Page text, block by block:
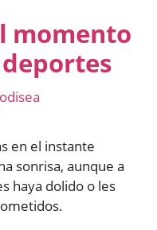
momento
en el instante
sonrisa, aunque a
haya dolido o les